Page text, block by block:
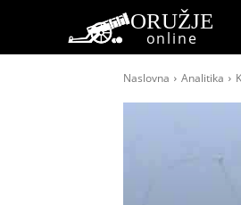
ORUŽJE
online
Naslovna Analitika